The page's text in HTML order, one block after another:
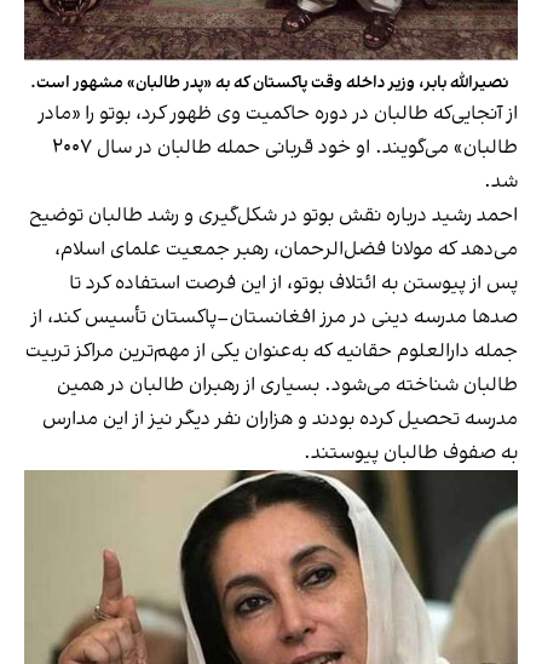
نصیرالله بابر، وزیر داخله وقت پاکستان که به «پدر طالبان» مشهور است.
از آنجایی‌که طالبان در دوره حاکمیت وی ظهور کرد، بوتو را «مادر
طالبان» می‌گویند. او خود قربانی حمله طالبان در سال ۲۰۰۷
شد.
احمد رشید درباره نقش بوتو در شکل‌گیری و رشد طالبان توضیح
می‌دهد که مولانا فضل‌الرحمان، رهبر جمعیت علمای اسلام،
پس از پیوستن به ائتلاف بوتو، از این فرصت استفاده کرد تا
صدها مدرسه دینی در مرز افغانستان–پاکستان تأسیس کند، از
جمله دارالعلوم حقانیه که به‌عنوان یکی از مهم‌ترین مراکز تربیت
طالبان شناخته می‌شود. بسیاری از رهبران طالبان در همین
مدرسه تحصیل کرده بودند و هزاران نفر دیگر نیز از این مدارس
به صفوف طالبان پیوستند.